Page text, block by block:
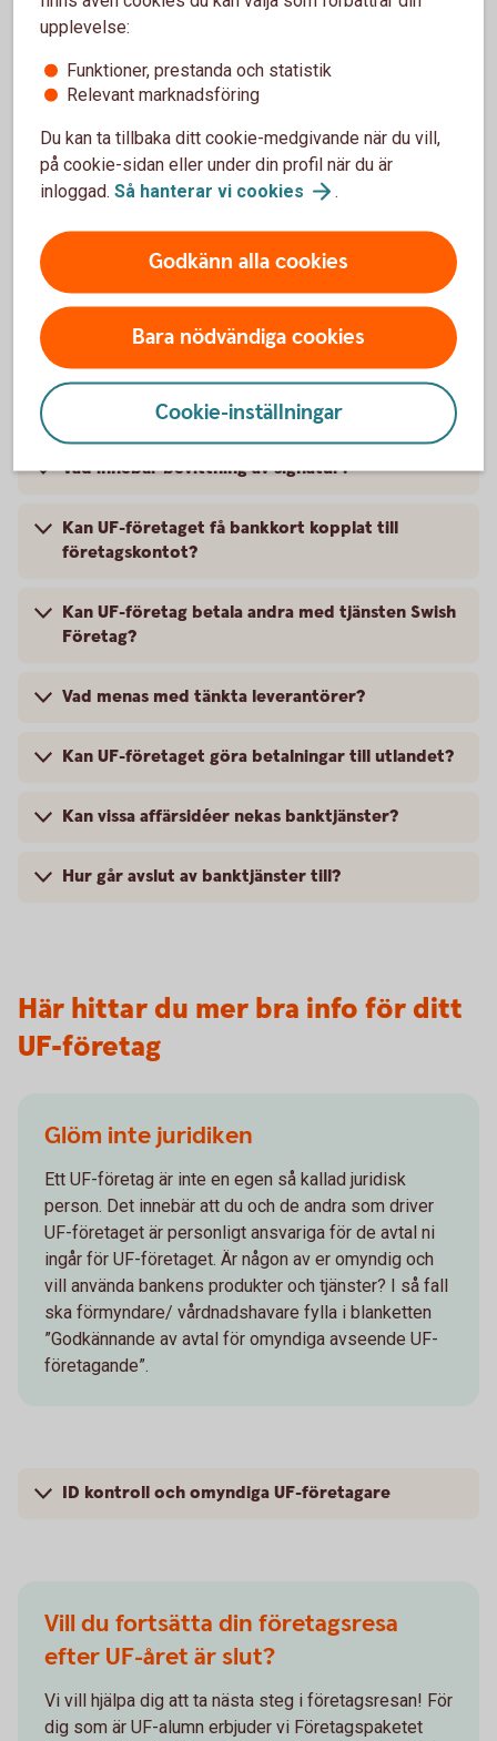
Kan fler än två personer vara användare av
bankens tjänster?
Alla medlemmar får inte plats att skriva in på
Vem/vilka i företaget ska gå på det bokade
bankmötet?
Vad är en giltigt ID-handling?
Vad är förmyndare?
Måste samtliga förmyndare skriva på handlingar
för omyndig?
Vad innebär bevittning av signatur?
Kan UF-företaget få bankkort kopplat till
företagskontot?
Kan UF-företag betala andra med tjänsten Swish
Företag?
Vad menas med tänkta leverantörer?
Kan UF-företaget göra betalningar till utlandet?
Kan vissa affärsidéer nekas banktjänster?
Hur går avslut av banktjänster till?
Här hittar du mer bra info för ditt
UF-företag
Glöm inte juridiken
Ett UF-företag är inte en egen så kallad juridisk
person. Det innebär att du och de andra som driver
UF-företaget är personligt ansvariga för de avtal ni
ingår för UF-företaget. Är någon av er omyndig och
vill använda bankens produkter och tjänster? I så fall
ska förmyndare/ vårdnadshavare fylla i blanketten
”Godkännande av avtal för omyndiga avseende UF-
företagande”.
ID kontroll och omyndiga UF-företagare
Vill du fortsätta din företagsresa
efter UF-året är slut?
Vi vill hjälpa dig att ta nästa steg i företagsresan! För
dig som är UF-alumn erbjuder vi Företagspaketet
upplevelse:
Funktioner, prestanda och statistik
Relevant marknadsföring
Du kan ta tillbaka ditt cookie-medgivande när du vill,
på cookie-sidan eller under din profil när du är
inloggad. Så hanterar vi cookies .
Godkänn alla cookies
Bara nödvändiga cookies
Cookie-inställningar